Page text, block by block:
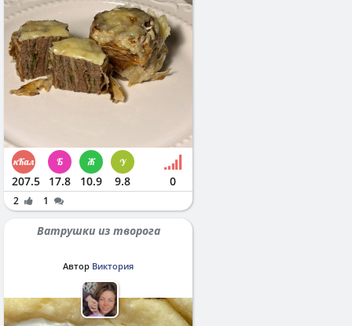
207.5 17.8 10.9 9.8 0
2 1
Ватрушки из творога
Автор Виктория